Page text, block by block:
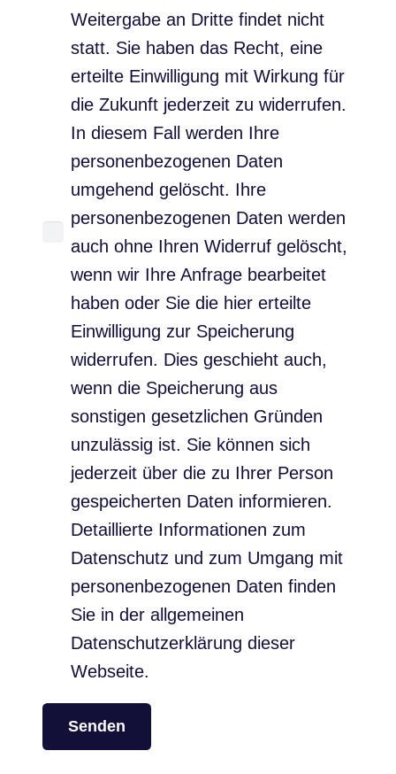
Weitergabe an Dritte findet nicht
statt. Sie haben das Recht, eine
erteilte Einwilligung mit Wirkung für
die Zukunft jederzeit zu widerrufen.
In diesem Fall werden Ihre
personenbezogenen Daten
umgehend gelöscht. Ihre
personenbezogenen Daten werden
auch ohne Ihren Widerruf gelöscht,
wenn wir Ihre Anfrage bearbeitet
haben oder Sie die hier erteilte
Einwilligung zur Speicherung
widerrufen. Dies geschieht auch,
wenn die Speicherung aus
sonstigen gesetzlichen Gründen
unzulässig ist. Sie können sich
jederzeit über die zu Ihrer Person
gespeicherten Daten informieren.
Detaillierte Informationen zum
Datenschutz und zum Umgang mit
personenbezogenen Daten finden
Sie in der allgemeinen
Datenschutzerklärung dieser
Webseite.